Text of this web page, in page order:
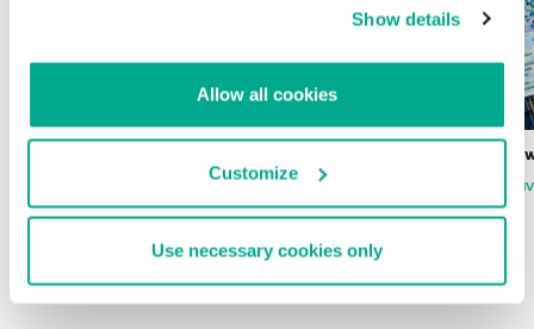
Show details
Allow all cookies
Customize
Use necessary cookies only
la Copa Mundial de Fútbol 2026
ISABEL MANJARREZ
Estado del
MARC
DARYA GORODILOVA